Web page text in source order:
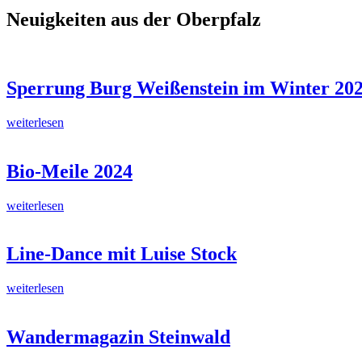
Neuigkeiten aus der Oberpfalz
Sperrung Burg Weißenstein im Winter
weiterlesen
Bio-Meile 2024
weiterlesen
Line-Dance mit Luise Stock
weiterlesen
Wandermagazin Steinwald